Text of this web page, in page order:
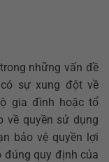
những vấn đề
sự xung đột về
gia đình hoặc tổ
về quyền sử dụng
bảo vệ quyền lợi
đúng quy định của